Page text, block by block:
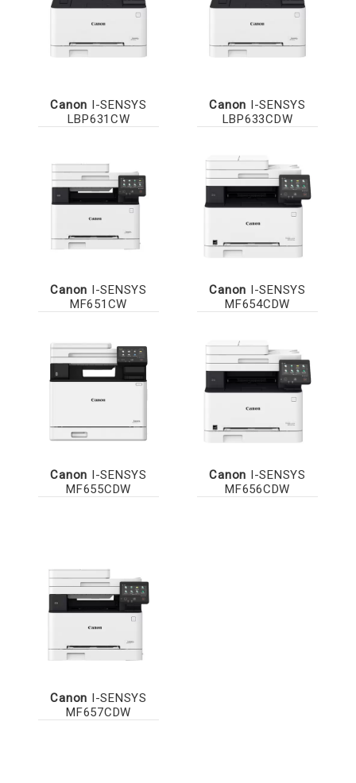
Canon I-SENSYS
LBP631CW
Canon I-SENSYS
LBP633CDW
Canon I-SENSYS
MF651CW
Canon I-SENSYS
MF654CDW
Canon I-SENSYS
MF655CDW
Canon I-SENSYS
MF656CDW
Canon I-SENSYS
MF657CDW